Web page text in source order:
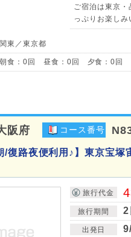
ご宿泊は東京
っぷりお楽しみ
関東／東京都
朝食：0回 昼食：0回 夕食：0回
阪府 コース番号
/復路夜便利用♪】東京宝
旅行代金
旅行期間 2
出発日